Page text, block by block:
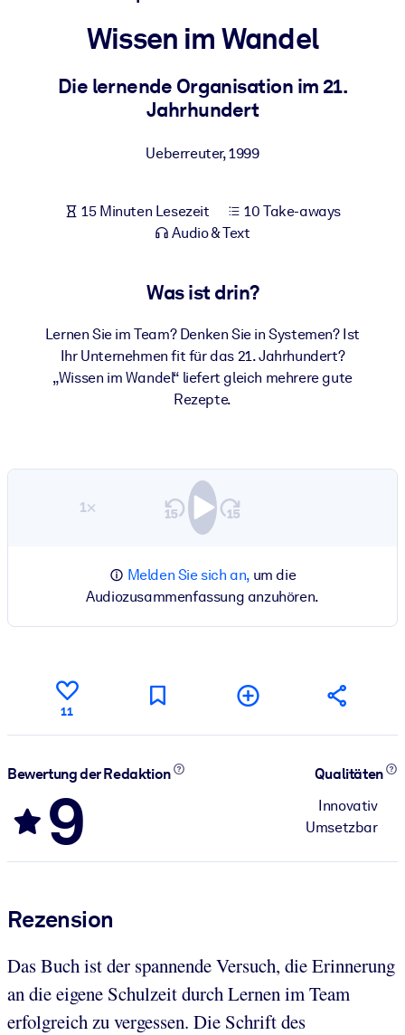
Bauen Sie eine gesunde und resiliente Belegschaft auf.
Integrieren Sie kompaktes, verifiziertes Wissen in Ihr LMS/LXP für
Für Unternehmensbibliotheken
Bereichern Sie Ihre Unternehmensbibliothek mit
Ihrer KI-Systeme zu optimieren.
Wissen im Wandel
Die lernende Organisation im 21.
Jahrhundert
Ueberreuter,1999
15 Minuten Lesezeit
10 Take-aways
Audio & Text
Was ist drin?
Lernen Sie im Team? Denken Sie in Systemen? Ist
Ihr Unternehmen fit für das 21. Jahrhundert?
„Wissen im Wandel“ liefert gleich mehrere gute
Rezepte.
1×
Melden Sie sich an,um die
Audiozusammenfassung anzuhören.
11
Bewertung der Redaktion
9
Qualitäten
Innovativ
Umsetzbar
Rezension
Das Buch ist der spannende Versuch, die Erinnerung
an die eigene Schulzeit durch Lernen im Team
erfolgreich zu vergessen. Die Schrift des